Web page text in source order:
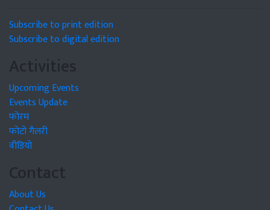
Subscribe to print edition
Subscribe to digital edition
Activities
Upcoming Events
Events Update
फोरम
फोटो गैलरी
वीडियो
Contact
About Us